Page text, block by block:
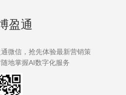
盈通
微信，抢先体验最新营销策
地掌握AI数字化服务